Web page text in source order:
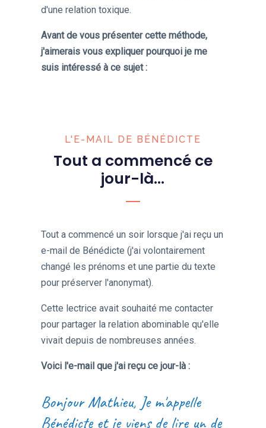
d'une relation toxique.
Avant de vous présenter cette méthode,
j'aimerais vous expliquer pourquoi je me
suis intéressé à ce sujet :
L'E-MAIL DE BÉNÉDICTE
Tout a commencé ce
jour-là...
Tout a commencé un soir lorsque j'ai reçu un
e-mail de Bénédicte (j'ai volontairement
changé les prénoms et une partie du texte
pour préserver l'anonymat).
Cette lectrice avait souhaité me contacter
pour partager la relation abominable qu'elle
vivait depuis de nombreuses années.
Voici l'e-mail que j'ai reçu ce jour-là :
Bonjour Mathieu, Je m'appelle
Bénédicte et je viens de lire un de